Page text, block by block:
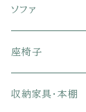
ソファ
1人掛けソファ
2人掛けソファ
座椅子
1人掛け座椅子
収納家具・本棚